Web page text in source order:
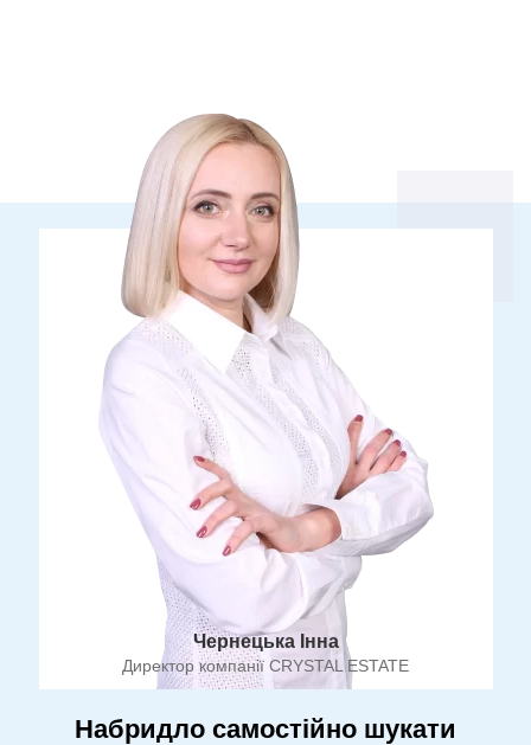
Чернецька Інна
Директор компанії CRYSTAL ESTATE
Набридло самостійно шукати